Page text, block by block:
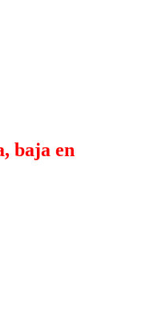
baja en